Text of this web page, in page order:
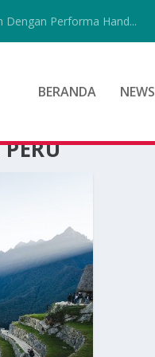
Dengan Performa Hand...
BERANDA NEWS